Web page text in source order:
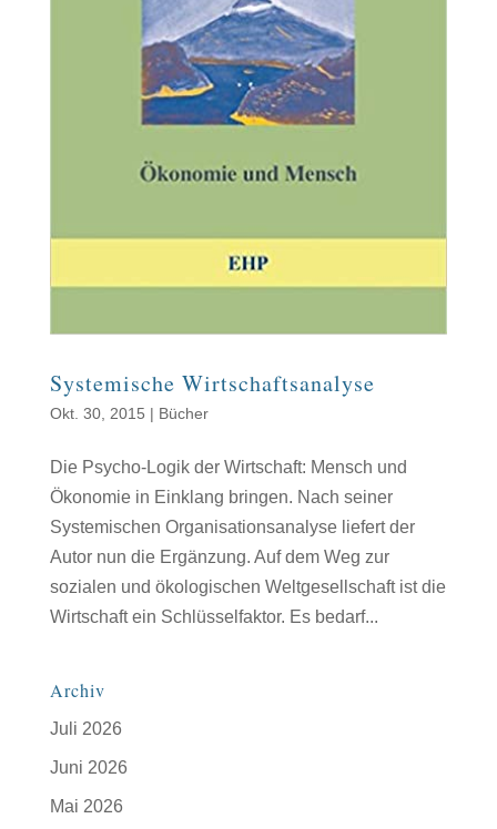
Systemische Wirtschaftsanalyse
Okt. 30, 2015 | Bücher
Die Psycho-Logik der Wirtschaft: Mensch und
Ökonomie in Einklang bringen. Nach seiner
Systemischen Organisationsanalyse liefert der
Autor nun die Ergänzung. Auf dem Weg zur
sozialen und ökologischen Weltgesellschaft ist die
Wirtschaft ein Schlüsselfaktor. Es bedarf...
Archiv
Juli 2026
Juni 2026
Mai 2026